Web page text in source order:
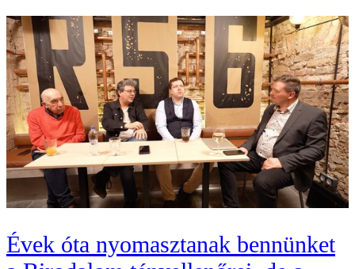
Évek óta nyomasztanak bennünket